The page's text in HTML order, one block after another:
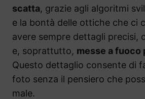
scatta, grazie agli algoritmi
e la bontà delle ottiche che ci
avere sempre dettagli precisi,
e, soprattutto, messe a fuoco
Questo dettaglio consente di
foto senza il pensiero che
male.